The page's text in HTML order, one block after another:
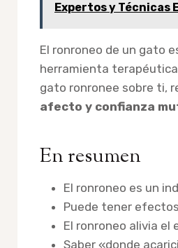
Expertos y Técnicas
El ronroneo de un gato
herramienta
gato ronronee sobre ti,
afecto y confianza
En resumen
El ronroneo es un
Puede tener
El ronroneo alivia el
Saber «donde